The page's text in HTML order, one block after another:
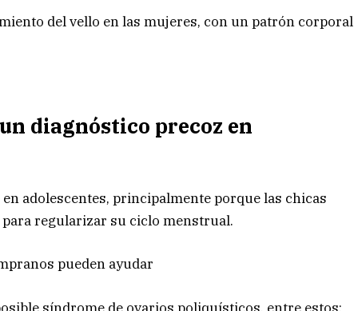
del vello en las mujeres, con un patrón corporal
diagnóstico precoz en
adolescentes, principalmente porque las chicas
regularizar su ciclo menstrual.
pueden ayudar
síndrome de ovarios poliquísticos, entre estos: